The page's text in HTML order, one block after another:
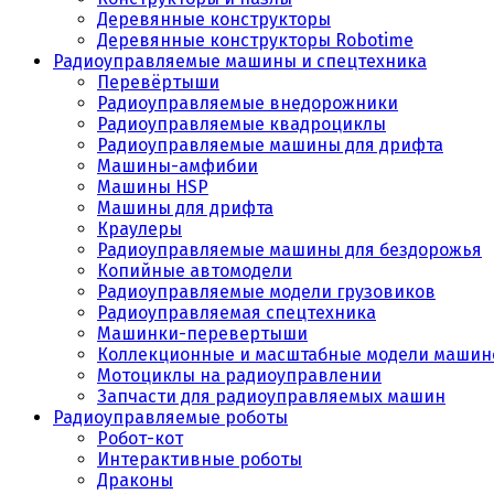
Деревянные конструкторы
Деревянные конструкторы Robotime
Радиоуправляемые машины и спецтехника
Перевёртыши
Радиоуправляемые внедорожники
Радиоуправляемые квадроциклы
Радиоуправляемые машины для дрифта
Машины-амфибии
Машины HSP
Машины для дрифта
Краулеры
Радиоуправляемые машины для бездорожья
Копийные автомодели
Радиоуправляемые модели грузовиков
Радиоуправляемая спецтехника
Машинки-перевертыши
Коллекционные и масштабные модели
Мотоциклы на радиоуправлении
Запчасти для радиоуправляемых машин
Радиоуправляемые роботы
Робот-кот
Интерактивные роботы
Драконы